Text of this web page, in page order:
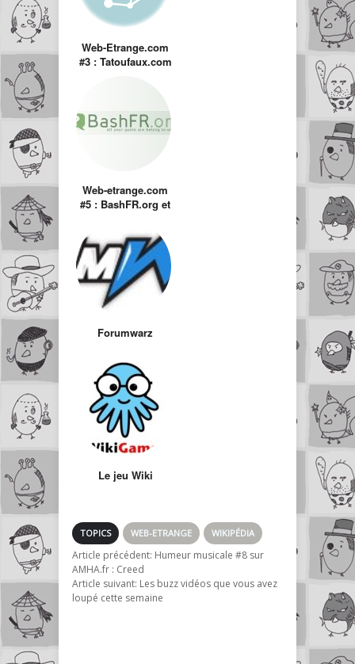
Web-Etrange.com
#3 : Tatoufaux.com
Web-etrange.com
#5 : BashFR.org et
Forumwarz
Le jeu Wiki
TOPICS WEB-ETRANGE WIKIPÉDIA
Article précédent: Humeur musicale #8 sur
AMHA.fr : Creed
Article suivant: Les buzz vidéos que vous avez
loupé cette semaine